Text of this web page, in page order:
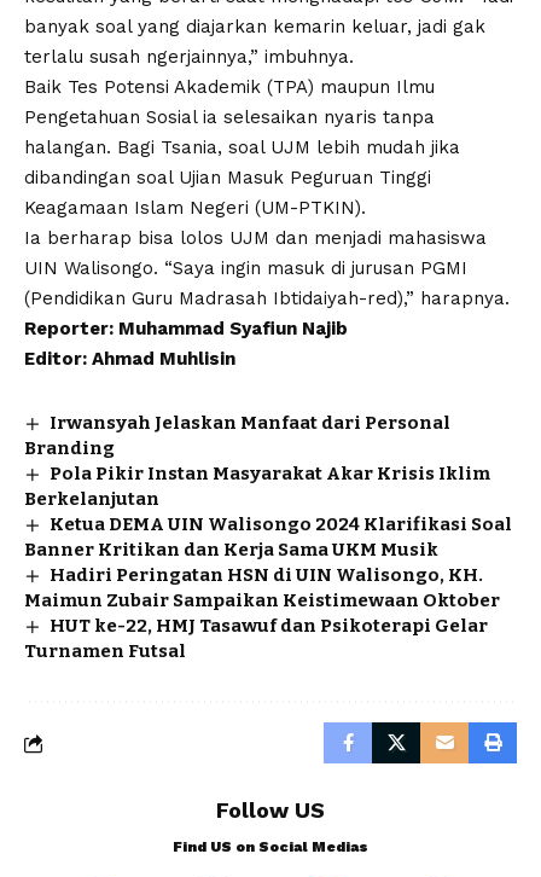
banyak soal yang diajarkan kemarin keluar, jadi gak
terlalu susah ngerjainnya,” imbuhnya.
Baik Tes Potensi Akademik (TPA) maupun Ilmu
Pengetahuan Sosial ia selesaikan nyaris tanpa
halangan. Bagi Tsania, soal UJM lebih mudah jika
dibandingan soal Ujian Masuk Peguruan Tinggi
Keagamaan Islam Negeri (UM-PTKIN).
Ia berharap bisa lolos UJM dan menjadi mahasiswa
UIN Walisongo. “Saya ingin masuk di jurusan PGMI
(Pendidikan Guru Madrasah Ibtidaiyah-red),” harapnya.
Reporter: Muhammad Syafiun Najib
Editor: Ahmad Muhlisin
Irwansyah Jelaskan Manfaat dari Personal
Branding
Pola Pikir Instan Masyarakat Akar Krisis Iklim
Berkelanjutan
Ketua DEMA UIN Walisongo 2024 Klarifikasi Soal
Banner Kritikan dan Kerja Sama UKM Musik
Hadiri Peringatan HSN di UIN Walisongo, KH.
Maimun Zubair Sampaikan Keistimewaan Oktober
HUT ke-22, HMJ Tasawuf dan Psikoterapi Gelar
Turnamen Futsal
Follow US
Find US on Social Medias